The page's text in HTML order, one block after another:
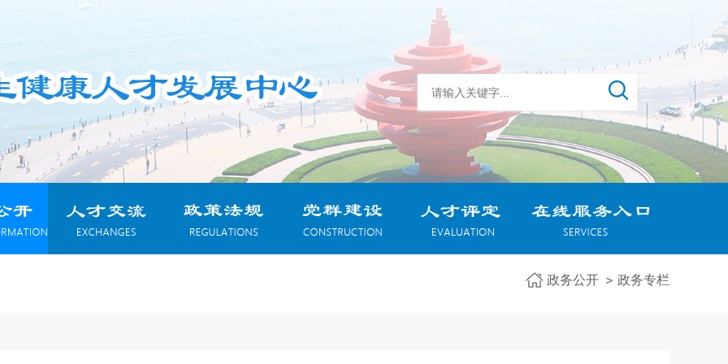
政务公开 政务专栏